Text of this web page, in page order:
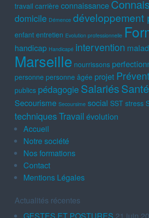
travail carrière connaissance
domicile Démence développement
enfant entretien Evolution professionnelle
handicap Handicapé intervention
Marseille nourrissons
personne personne âgée projet
publics pédagogieSalariésSanté
Secourisme Secoursime social SST stress
techniquesTravail évolution
Accueil
Notre société
Nos formations
Contact
Mentions Légales
Actualités récentes
GESTES ET POSTURES 21 juin